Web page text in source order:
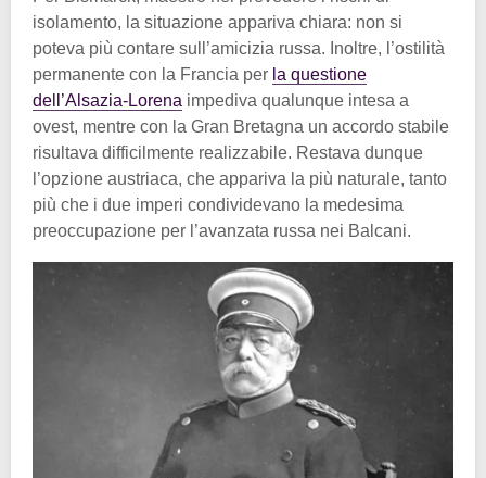
isolamento, la situazione appariva chiara: non si
poteva più contare sull’amicizia russa. Inoltre, l’ostilità
permanente con la Francia per la questione
dell’Alsazia-Lorena impediva qualunque intesa a
ovest, mentre con la Gran Bretagna un accordo stabile
risultava difficilmente realizzabile. Restava dunque
l’opzione austriaca, che appariva la più naturale, tanto
più che i due imperi condividevano la medesima
preoccupazione per l’avanzata russa nei Balcani.